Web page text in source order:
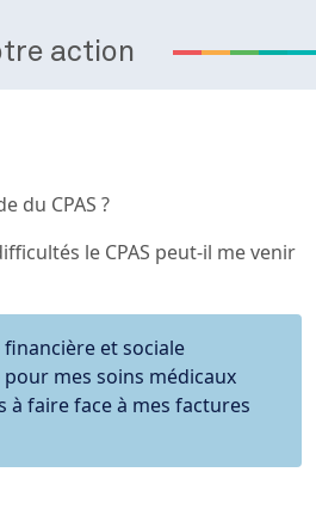
action
du CPAS ?
le CPAS peut-il me venir
financière et sociale
pour mes soins médicaux
à faire face à mes factures